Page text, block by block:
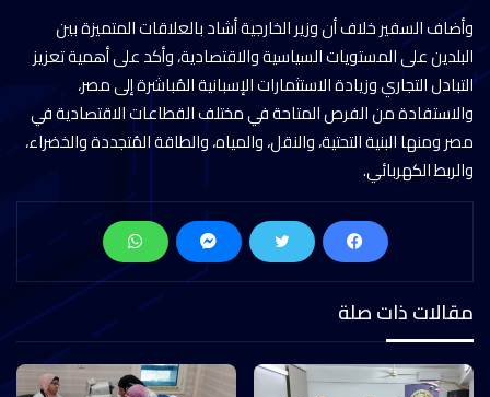
وأضاف السفير خلاف أن وزير الخارجية أشاد بالعلاقات المتميزة بين
البلدين على المستويات السياسية والاقتصادية، وأكد على أهمية تعزيز
التبادل التجاري وزيادة الاستثمارات الإسبانية المُباشرة إلى مصر،
والاستفادة من الفرص المتاحة في مختلف القطاعات الاقتصادية في
مصر ومنها البنية التحتية، والنقل، والمياه، والطاقة المُتجددة والخضراء،
والربط الكهربائي.
مقالات ذات صلة